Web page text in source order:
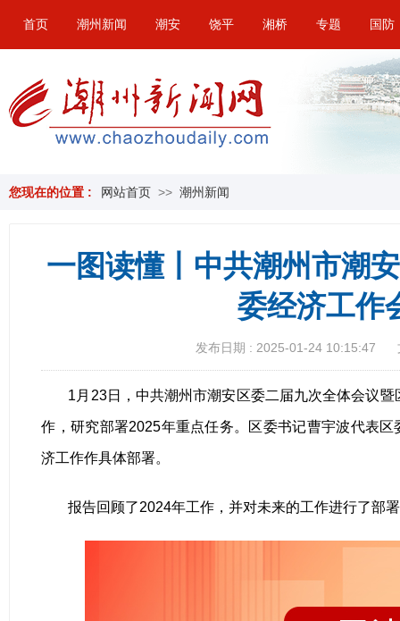
首页 潮州新闻 潮安 饶平 湘桥 专题 国防
您现在的位置 : 网站首页 >> 潮州新闻
一图读懂丨中共潮州市潮
委经济工作
发布日期 : 2025-01-24 10:15:47
1月23日，中共潮州市潮安区委二届九次全体会议
作，研究部署2025年重点任务。区委书记曹宇波代表
济工作作具体部署。
报告回顾了2024年工作，并对未来的工作进行了部